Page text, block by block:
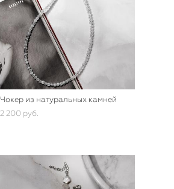
Чокер из натуральных камней
2 200 pуб.